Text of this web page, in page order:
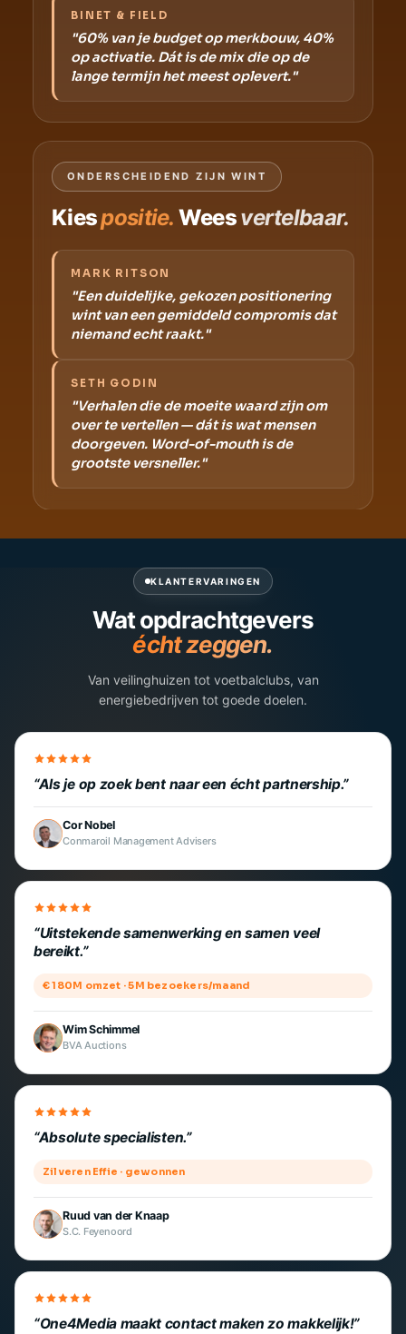
BINET & FIELD
"60% van je budget op merkbouw, 40%
op activatie. Dát is de mix die op de
lange termijn het meest oplevert."
ONDERSCHEIDEND ZIJN WINT
Kiespositie. Weesvertelbaar.
MARK RITSON
"Een duidelijke, gekozen positionering
wint van een gemiddeld compromis dat
niemand echt raakt."
SETH GODIN
"Verhalen die de moeite waard zijn om
over te vertellen — dát is wat mensen
doorgeven. Word-of-mouth is de
grootste versneller."
KLANTERVARINGEN
Wat opdrachtgevers
écht zeggen.
Van veilinghuizen tot voetbalclubs, van
energiebedrijven tot goede doelen.
Als je op zoek bent naar een écht partnership.
Cor Nobel
Conmaroil Management Advisers
Uitstekende samenwerking en samen veel
bereikt.
€ 180M omzet · 5M bezoekers/maand
Wim Schimmel
BVA Auctions
Absolute specialisten.
Zilveren Effie · gewonnen
Ruud van der Knaap
S.C. Feyenoord
One4Media maakt contact maken zo makkelijk!